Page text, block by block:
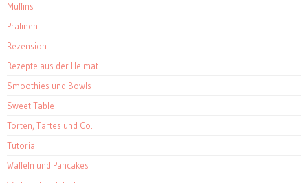
Muffins
Pralinen
Rezension
Rezepte aus der Heimat
Smoothies und Bowls
Sweet Table
Torten, Tartes und Co.
Tutorial
Waffeln und Pancakes